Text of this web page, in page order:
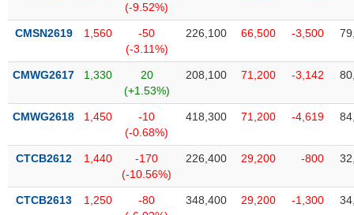
(-9.52%)
CMSN2619 1,560
-50
(-3.11%)
226,100 66,500 -3,500
CMWG2617 1,330
20
(+1.53%)
208,100 71,200 -3,142
CMWG2618 1,450
-10
(-0.68%)
418,300 71,200 -4,619
CTCB2612 1,440
-170
(-10.56%)
226,400 29,200 -800
CTCB2613 1,250
-80
348,400 29,200 -1,300
TÀI
CÔNG
THÔNG